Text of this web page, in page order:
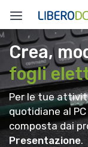
Crea,
fogli
Per le tue
quotidiane al PC
composta dai
Presentazione.